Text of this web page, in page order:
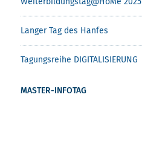
Langer Tag des Hanfes
Tagungsreihe DIGITALISIERUNG
MASTER-INFOTAG